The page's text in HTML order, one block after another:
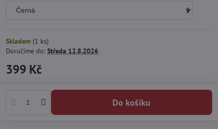
Skladem (1 ks)
Doručíme do: Středa 12.8.2026
399 Kč
Do košíku